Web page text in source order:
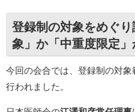
登録制の対象をめぐ
象」か「中重度限定」
今回の会合では、登録制の対
行われました。